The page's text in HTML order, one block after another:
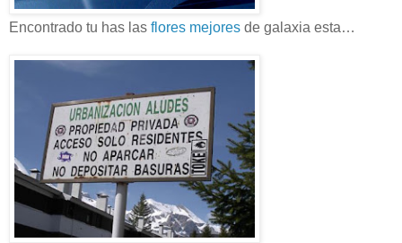
Encontrado tu has las flores mejores de galaxia esta…